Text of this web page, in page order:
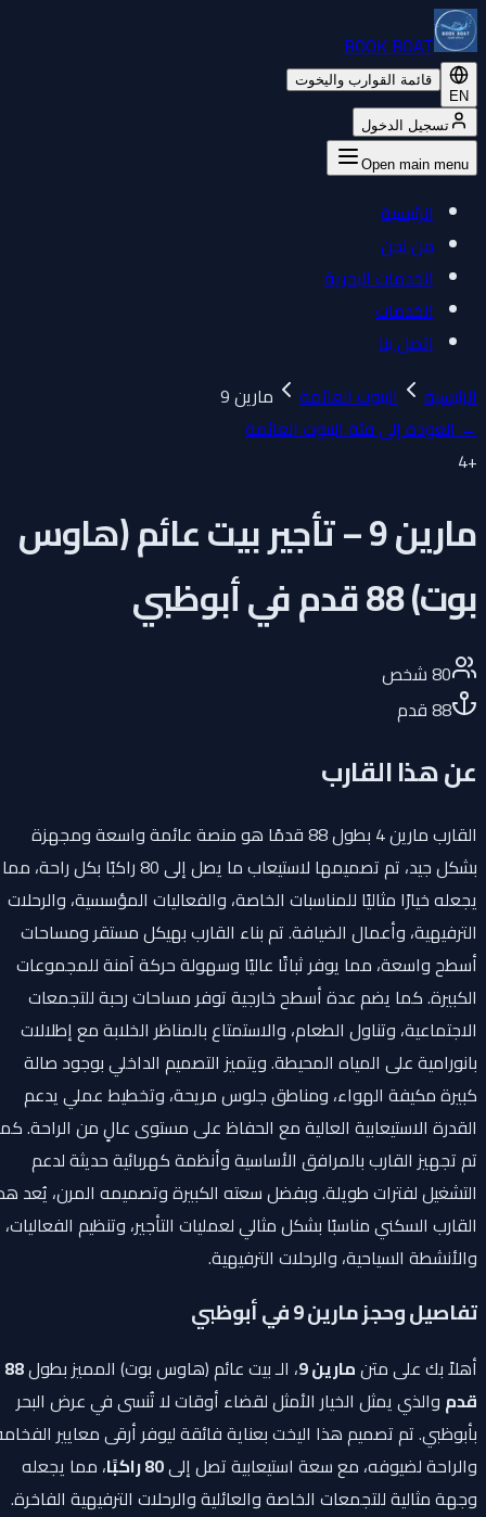
BOOK BOAT
EN
قائمة القوارب واليخوت
تسجيل الدخول
Open main menu
الرئيسية
من نحن
الخدمات البحرية
الخدمات
اتصل بنا
الرئيسية
البيوت العائمة
مارين 9
←العودة إلى فئة البيوت العائمة
4
مارين 9 – تأجير بيت عائم (هاوس
بوت) 88 قدم في أبوظبي
80شخص
88قدم
عن هذا القارب
القارب مارين 4 بطول 88 قدمًا هو منصة عائمة واسعة ومجهزة
بشكل جيد، تم تصميمها لاستيعاب ما يصل إلى 80 راكبًا بكل راحة، مما
يجعله خيارًا مثاليًا للمناسبات الخاصة، والفعاليات المؤسسية، والرحلات
الترفيهية، وأعمال الضيافة. تم بناء القارب بهيكل مستقر ومساحات
أسطح واسعة، مما يوفر ثباتًا عاليًا وسهولة حركة آمنة للمجموعات
الكبيرة. كما يضم عدة أسطح خارجية توفر مساحات رحبة للتجمعات
الاجتماعية، وتناول الطعام، والاستمتاع بالمناظر الخلابة مع إطلالات
بانورامية على المياه المحيطة. ويتميز التصميم الداخلي بوجود صالة
كبيرة مكيفة الهواء، ومناطق جلوس مريحة، وتخطيط عملي يدعم
القدرة الاستيعابية العالية مع الحفاظ على مستوى عالٍ من الراحة. كما
تم تجهيز القارب بالمرافق الأساسية وأنظمة كهربائية حديثة لدعم
التشغيل لفترات طويلة. وبفضل سعته الكبيرة وتصميمه المرن، يُعد هذا
القارب السكني مناسبًا بشكل مثالي لعمليات التأجير، وتنظيم الفعاليات،
والأنشطة السياحية، والرحلات الترفيهية.
تفاصيل وحجز مارين 9 في أبوظبي
أهلاً بك على متنمارين 9 ، الـ بيت عائم (هاوس بوت) المميز بطول88
قدموالذي يمثل الخيار الأمثل لقضاء أوقات لا تُنسى في عرض البحر
بأبوظبي. تم تصميم هذا اليخت بعناية فائقة ليوفر أرقى معايير الفخامة
والراحة لضيوفه، مع سعة استيعابية تصل إلى80 راكبًا
، مما يجعله
وجهة مثالية للتجمعات الخاصة والعائلية والرحلات الترفيهية الفاخرة.